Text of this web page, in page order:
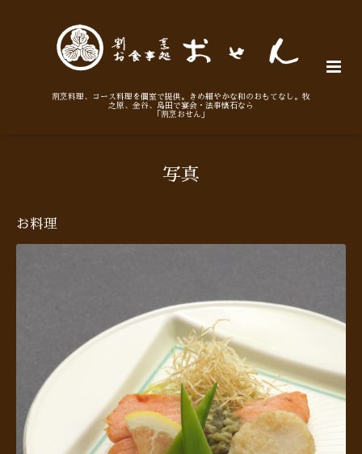
割烹料理、コース料理を個室で提供。きめ細やかな和のおもてなし。牧
之原、金谷、島田で宴会・法事懐石なら
「割烹おせん」
写真
お料理